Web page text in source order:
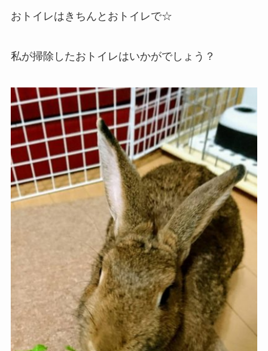
おトイレはきちんとおトイレで☆
私が掃除したおトイレはいかがでしょう？